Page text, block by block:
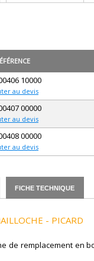
10000
au devis
00000
au devis
00000
au devis
FICHE TECHNIQUE
- PICARD
de remplacement en